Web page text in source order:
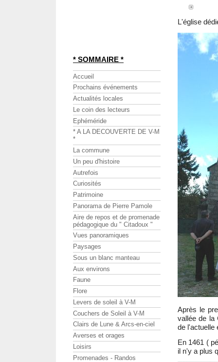
L'église
Après le
vallée de la
de l'actuelle
En 1461 (
il n'y a plus
* SOMMAIRE *
Accueil
Prochains événements
Actualités locales
Le coin des lecteurs
Ephéméride
* A LA DECOUVERTE DE V-M
*
La commune
Un peu d'histoire
Autrefois
Curiosités
Patrimoine
Panorama de Pierre Pamole
Aire de repos et de promenade
pédagogique du " Citadoux "
Vues panoramiques
Paysages
Sous un blanc manteau
Aux environs
Faune
Flore
Levers de soleil à V-M
Couchers de Soleil à V-M
Clairs de Lune & Arcs-en-ciel
Averses et orages
Loisirs
Promenades - Randos